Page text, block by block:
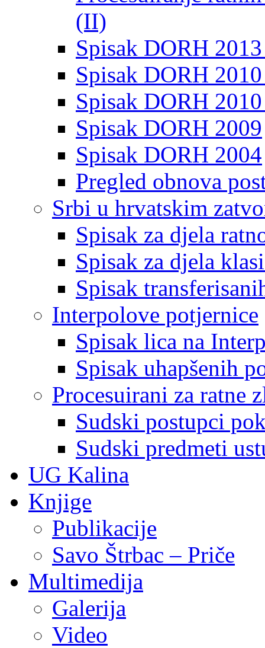
(II)
Spisak DORH
Spisak DORH
Spisak DORH
Spisak DORH 2009
Spisak DORH 2004
Pregled obnova
Srbi u hrvatskim
Spisak za djela
Spisak za djela
Spisak
Interpolove potjernice
Spisak lica na
Spisak uhapšenih
Procesuirani za ratne
Sudski postupci
Sudski predmeti
UG Kalina
Knjige
Publikacije
Savo Štrbac – Priče
Multimedija
Galerija
Video